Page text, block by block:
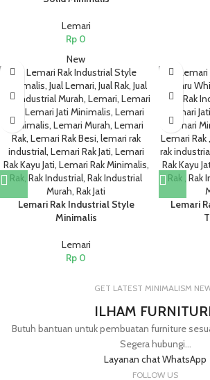
Lemari
Rp 0
New
Lemari Rak Industrial Style
Minimalis
Lemari
Rp 0
Lemari
GET LATEST MINIMALISM
ILHAM
Butuh bantuan untuk pembuatan furniture
Segera hubungi...
Layanan chat WhatsApp
FOLLOW US